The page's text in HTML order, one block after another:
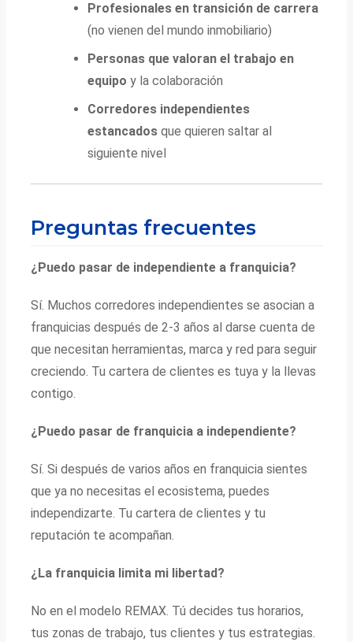
Profesionales en transición de carrera
(no vienen del mundo inmobiliario)
Personas que valoran el trabajo en
equipo y la colaboración
Corredores independientes
estancados que quieren saltar al
siguiente nivel
Preguntas frecuentes
¿Puedo pasar de independiente a franquicia?
Sí. Muchos corredores independientes se asocian a
franquicias después de 2-3 años al darse cuenta de
que necesitan herramientas, marca y red para seguir
creciendo. Tu cartera de clientes es tuya y la llevas
contigo.
¿Puedo pasar de franquicia a independiente?
Sí. Si después de varios años en franquicia sientes
que ya no necesitas el ecosistema, puedes
independizarte. Tu cartera de clientes y tu
reputación te acompañan.
¿La franquicia limita mi libertad?
No en el modelo REMAX. Tú decides tus horarios,
tus zonas de trabajo, tus clientes y tus estrategias.